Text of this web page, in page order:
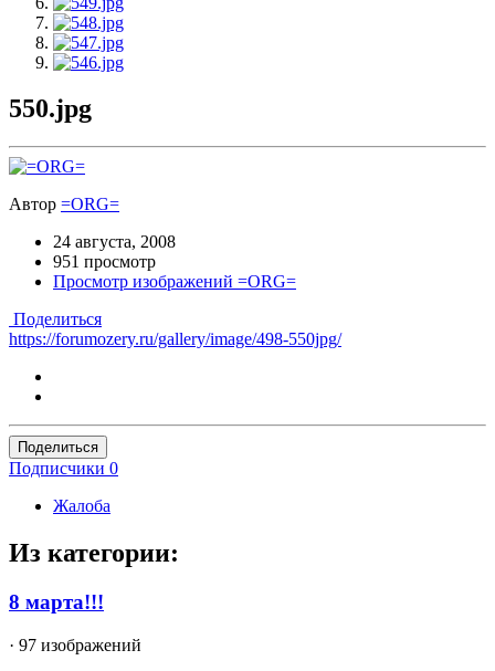
550.jpg
Автор =ORG=
24 августа, 2008
951 просмотр
Просмотр изображений =ORG=
Поделиться
https://forumozery.ru/gallery/image/498-550jpg/
Поделиться
Подписчики 0
Жалоба
Из категории:
8 марта!!!
· 97 изображений